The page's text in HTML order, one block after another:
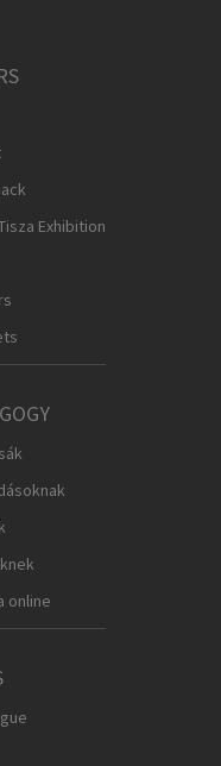
Exhibition
online